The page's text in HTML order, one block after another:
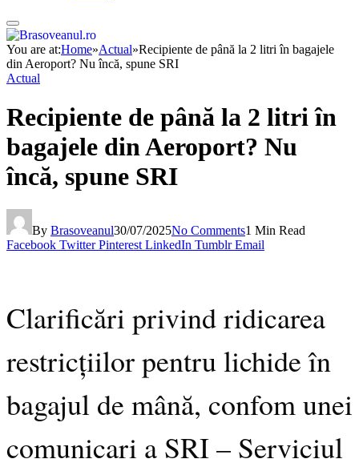
You are at:Home»Actual»Recipiente de până la 2 litri în bagajele
din Aeroport? Nu încă, spune SRI
Actual
Recipiente de până la 2 litri în
bagajele din Aeroport? Nu
încă, spune SRI
By Brasoveanul30/07/2025No Comments1 Min Read
Facebook Twitter Pinterest LinkedIn Tumblr Email
Clarificări privind ridicarea
restricțiilor pentru lichide în
bagajul de mână, confom unei
comunicari a SRI – Serviciul